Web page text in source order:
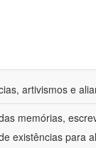
artivismos e
memórias,
existências para